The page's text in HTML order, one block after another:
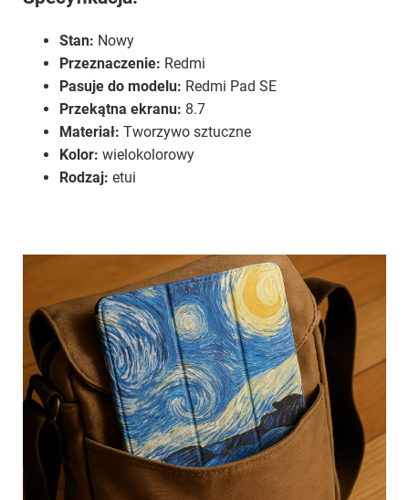
Stan: Nowy
Przeznaczenie: Redmi
Pasuje do modelu: Redmi Pad SE
Przekątna ekranu: 8.7
Materiał: Tworzywo sztuczne
Kolor: wielokolorowy
Rodzaj: etui